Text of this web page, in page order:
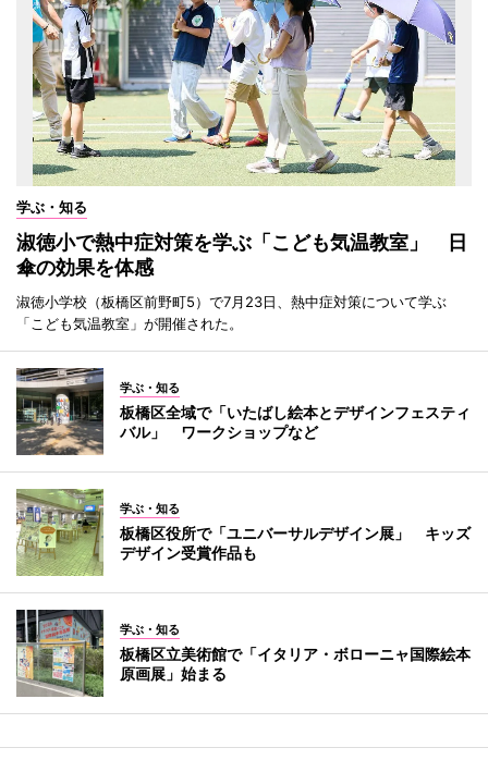
学ぶ・知る
淑徳小で熱中症対策を学ぶ「こども気温教室」 日
傘の効果を体感
淑徳小学校（板橋区前野町5）で7月23日、熱中症対策について学ぶ
「こども気温教室」が開催された。
学ぶ・知る
板橋区全域で「いたばし絵本とデザインフェスティ
バル」 ワークショップなど
学ぶ・知る
板橋区役所で「ユニバーサルデザイン展」 キッズ
デザイン受賞作品も
学ぶ・知る
板橋区立美術館で「イタリア・ボローニャ国際絵本
原画展」始まる